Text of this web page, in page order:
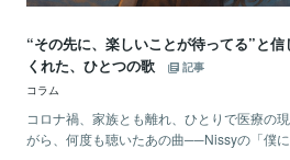
“その先に、楽しいことが待ってる”と
くれた、ひとつの歌
記事
コラム
コロナ禍、家族とも離れ、ひとりで医療の
がら、何度も聴いたあの曲──Nissyの「僕